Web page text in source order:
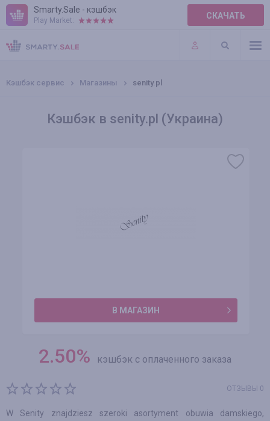
Smarty.Sale - кэшбэк
Play Market: СКАЧАТЬ
ПРАВИЛА
ПЛАГИНЫ
Кэшбэк сервис Магазины senity.pl
Кэшбэк в senity.pl (Украина)
В МАГАЗИН
2.50% кэшбэк с оплаченного заказа
ОТЗЫВЫ 0
W Senity znajdziesz szeroki asortyment obuwia damskiego,